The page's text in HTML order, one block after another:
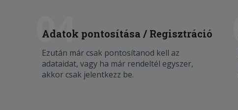
04
Adatok pontosítása / Regisztráció
Ezután már csak pontosítanod kell az
adataidat, vagy ha már rendeltél egyszer,
akkor csak jelentkezz be.